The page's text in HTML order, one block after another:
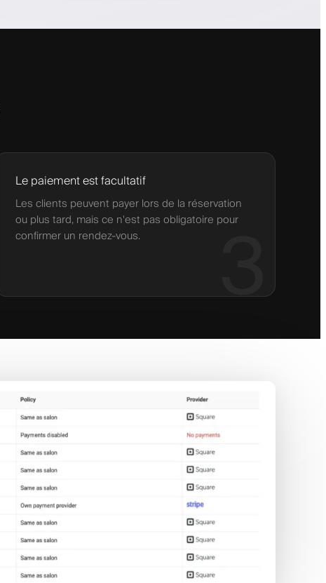
3
Le paiement est facultatif
Les clients peuvent payer lors de la réservation
ou plus tard, mais ce n'est pas obligatoire pour
confirmer un rendez-vous.